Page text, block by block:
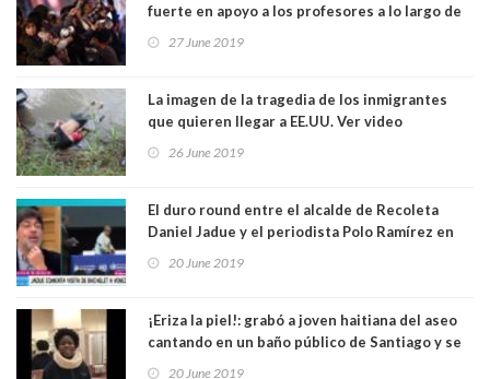
fuerte en apoyo a los profesores a lo largo de
27 June 2019
La imagen de la tragedia de los inmigrantes
que quieren llegar a EE.UU. Ver video
26 June 2019
El duro round entre el alcalde de Recoleta
Daniel Jadue y el periodista Polo Ramírez en
20 June 2019
¡Eriza la piel!: grabó a joven haitiana del aseo
cantando en un baño público de Santiago y se
20 June 2019